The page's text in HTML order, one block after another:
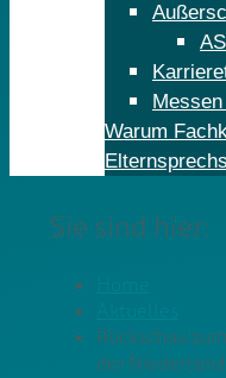
Warum
Sie sind hier:
Rückschau
der